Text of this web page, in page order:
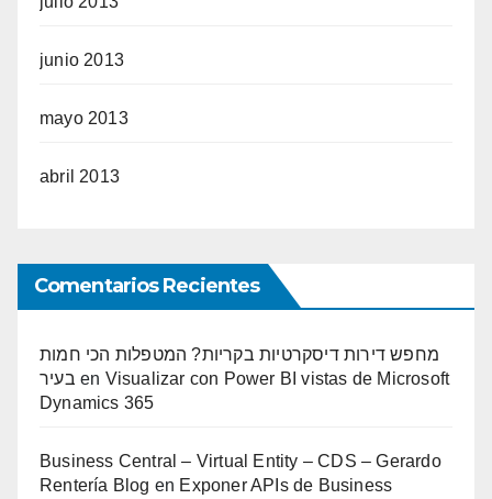
junio 2013
mayo 2013
abril 2013
Comentarios Recientes
מחפש דירות דיסקרטיות בקריות? המטפלות הכי חמות
בעיר en Visualizar con Power BI vistas de Microsoft
Dynamics 365
Business Central – Virtual Entity – CDS – Gerardo
Rentería Blog en Exponer APIs de Business